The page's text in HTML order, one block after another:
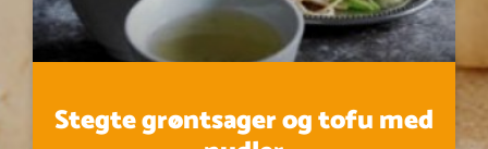
Stegte grøntsager og tofu med